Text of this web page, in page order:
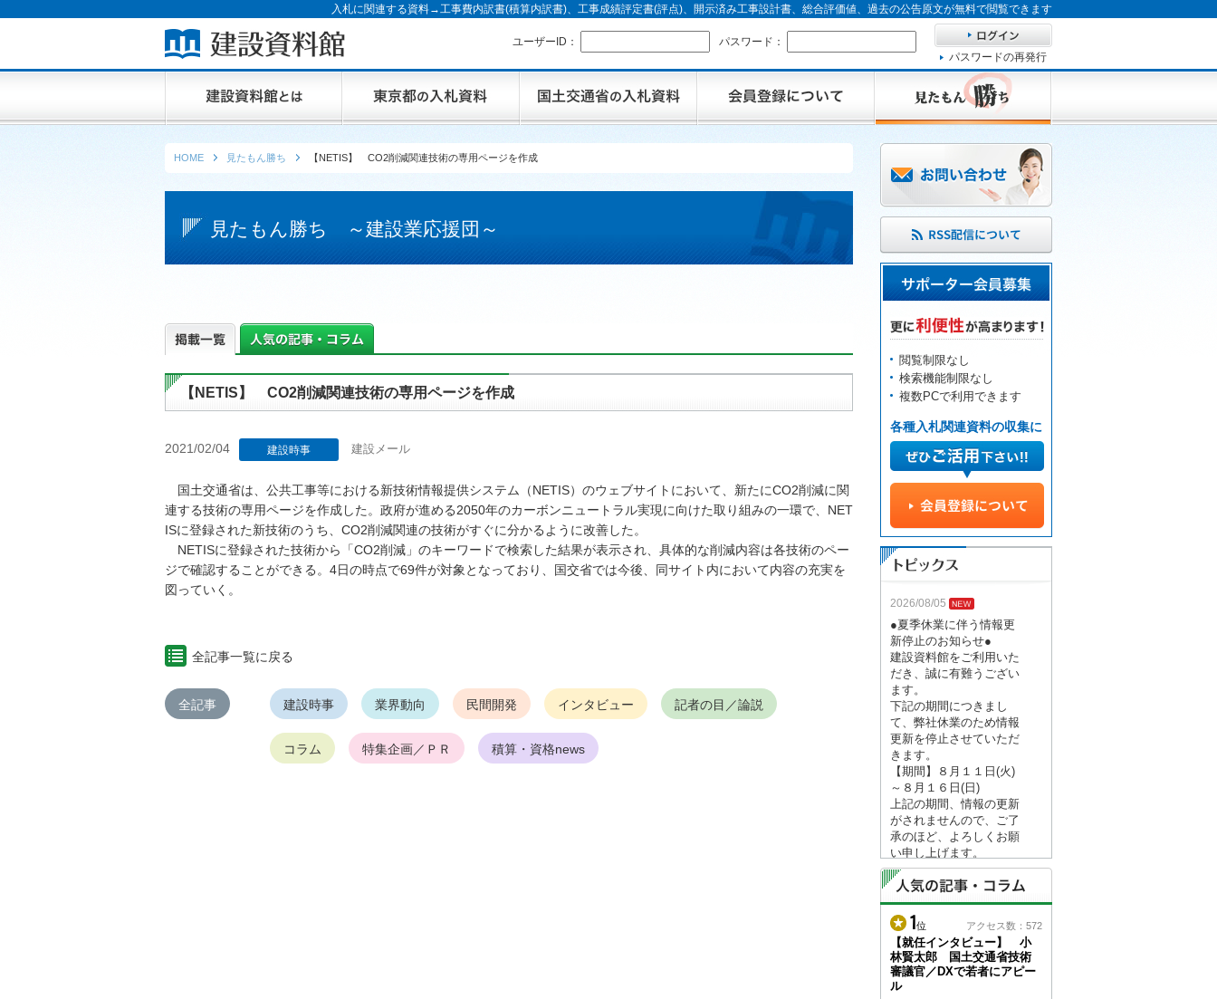
入札に関連する資料→工事費内訳書(積算内訳書)、工事成績評定書(評点)、開示済み工事設計書、総合評価値、過去の公告原文が無料で閲覧できます
ユーザーID：
パスワード：
パスワードの再発行
HOME 見たもん勝ち 【NETIS】 CO2削減関連技術の専用ページを作成
見たもん勝ち ～建設業応援団～
【NETIS】 CO2削減関連技術の専用ページを作成
2021/02/04 建設時事 建設メール
国土交通省は、公共工事等における新技術情報提供システム（NETIS）のウェブサイトにおいて、新たにCO2削減に関
連する技術の専用ページを作成した。政府が進める2050年のカーボンニュートラル実現に向けた取り組みの一環で、NET
ISに登録された新技術のうち、CO2削減関連の技術がすぐに分かるように改善した。
NETISに登録された技術から「CO2削減」のキーワードで検索した結果が表示され、具体的な削減内容は各技術のペー
ジで確認することができる。4日の時点で69件が対象となっており、国交省では今後、同サイト内において内容の充実を
図っていく。
全記事一覧に戻る
全記事 建設時事 業界動向 民間開発 インタビュー 記者の目／論説
コラム 特集企画／ＰＲ 積算・資格news
閲覧制限なし
検索機能制限なし
複数PCで利用できます
各種入札関連資料の収集に
2026/08/05
●夏季休業に伴う情報更
新停止のお知らせ●
建設資料館をご利用いた
だき、誠に有難うござい
ます。
下記の期間につきまし
て、弊社休業のため情報
更新を停止させていただ
きます。
【期間】８月１１日(火)
～８月１６日(日)
上記の期間、情報の更新
がされませんので、ご了
承のほど、よろしくお願
い申し上げます。
なお、情報は８月１７日
(月)より登録されます。
2026/04/23
●ゴールデンウィークに
伴う情報更新停止のお知
らせ(05/02～05/10)●
ユーザー各位
1位 アクセス数：572
【就任インタビュー】 小
林賢太郎 国土交通省技術
審議官／DXで若者にアピー
ル